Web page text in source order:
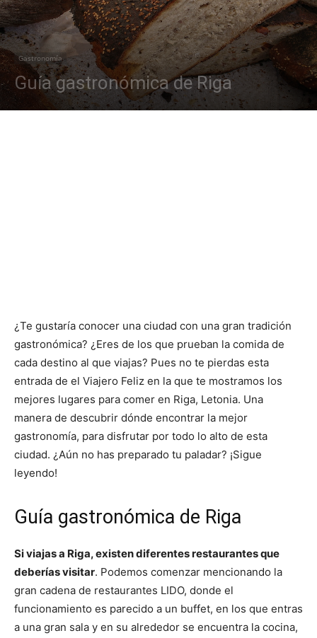
Gastronomía
Guía gastronómica de Riga
¿Te gustaría conocer una ciudad con una gran tradición
gastronómica? ¿Eres de los que prueban la comida de
cada destino al que viajas? Pues no te pierdas esta
entrada de el Viajero Feliz en la que te mostramos los
mejores lugares para comer en Riga, Letonia. Una
manera de descubrir dónde encontrar la mejor
gastronomía, para disfrutar por todo lo alto de esta
ciudad. ¿Aún no has preparado tu paladar? ¡Sigue
leyendo!
Guía gastronómica de Riga
Si viajas a Riga, existen diferentes restaurantes que
deberías visitar. Podemos comenzar mencionando la
gran cadena de restaurantes LIDO, donde el
funcionamiento es parecido a un buffet, en los que entras
a una gran sala y en su alrededor se encuentra la cocina,